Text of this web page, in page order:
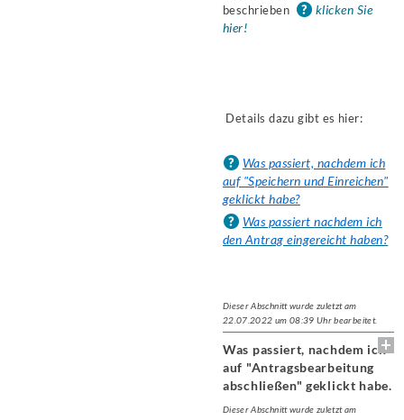
beschrieben
klicken Sie
hier!
Details dazu gibt es hier:
Was passiert, nachdem ich
auf "Speichern und Einreichen"
geklickt habe?
Was passiert nachdem ich
den Antrag eingereicht haben?
Dieser Abschnitt wurde zuletzt am
22.07.2022 um 08:39 Uhr bearbeitet.
Was passiert, nachdem ich
auf "Antragsbearbeitung
abschließen" geklickt habe.
Dieser Abschnitt wurde zuletzt am